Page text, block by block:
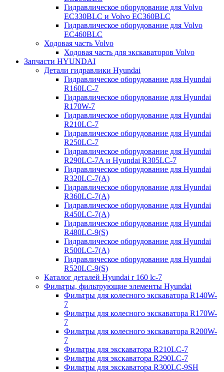
Гидравлическое оборудование для Volvo
EC330BLC и Volvo EC360BLC
Гидравлическое оборудование для Volvo
EC460BLC
Ходовая часть Volvo
Ходовая часть для экскаваторов Volvo
Запчасти HYUNDAI
Детали гидравлики Hyundai
Гидравлическое оборудование для Hyundai
R160LC-7
Гидравлическое оборудование для Hyundai
R170W-7
Гидравлическое оборудование для Hyundai
R210LC-7
Гидравлическое оборудование для Hyundai
R250LC-7
Гидравлическое оборудование для Hyundai
R290LC-7A и Hyundai R305LC-7
Гидравлическое оборудование для Hyundai
R320LC-7(A)
Гидравлическое оборудование для Hyundai
R360LC-7(A)
Гидравлическое оборудование для Hyundai
R450LC-7(A)
Гидравлическое оборудование для Hyundai
R480LC-9(S)
Гидравлическое оборудование для Hyundai
R500LC-7(A)
Гидравлическое оборудование для Hyundai
R520LC-9(S)
Каталог деталей Hyundai r 160 lc-7
Фильтры, фильтрующие элементы Hyundai
Фильтры для колесного экскаватора R140W-
7
Фильтры для колесного экскаватора R170W-
7
Фильтры для колесного экскаватора R200W-
7
Фильтры для экскаватора R210LC-7
Фильтры для экскаватора R290LC-7
Фильтры для экскаватора R300LC-9SH